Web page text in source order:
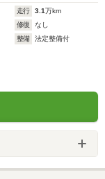
走行 3.1万km
修復
なし
整備
法定整備付